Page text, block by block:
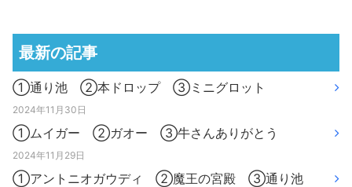
最新の記事
①通り池 ②本ドロップ ③ミニグロット
2024年11月30日
①ムイガー ②ガオー ③牛さんありがとう
2024年11月29日
①アントニオガウディ ②魔王の宮殿 ③通り池